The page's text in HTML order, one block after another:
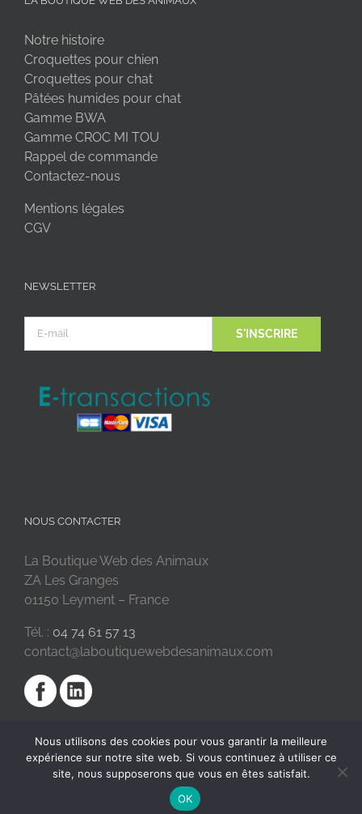
Notre histoire
Croquettes pour chien
Croquettes pour chat
Pâtées humides pour chat
Gamme BWA
Gamme CROC MI TOU
Rappel de commande
Contactez-nous
Mentions légales
CGV
NEWSLETTER
NOUS CONTACTER
La Boutique Web des Animaux
ZA Les Granges
01150 Leyment – France
Tél. : 04 74 61 57 13
contact@laboutiquewebdesanimaux.com
2018 © La Boutique Web des Animaux | Réalisé par
Nous utilisons des cookies pour vous garantir la meilleure
expérience sur notre site web. Si vous continuez à utiliser ce
site, nous supposerons que vous en êtes satisfait.
OK